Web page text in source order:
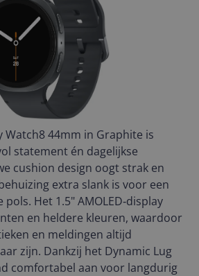
Watch8 44mm in Graphite is
statement én dagelijkse
cushion design oogt strak en
extra slank is voor een
Het 1.5" AMOLED‑display
en heldere kleuren, waardoor
en meldingen altijd
zijn. Dankzij het Dynamic Lug
comfortabel aan voor langdurig